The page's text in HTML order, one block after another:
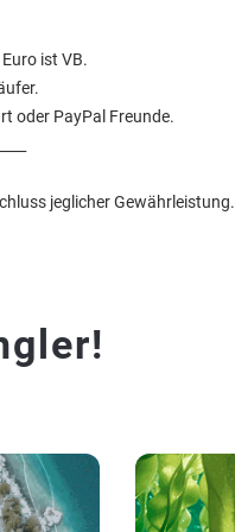
ist VB.
oder PayPal Freunde.
jeglicher Gewährleistung.